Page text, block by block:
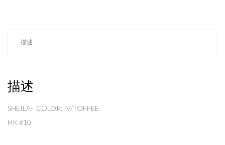
描述
描述
SHEILA- COLOR: IV/TOFFEE
HK #10